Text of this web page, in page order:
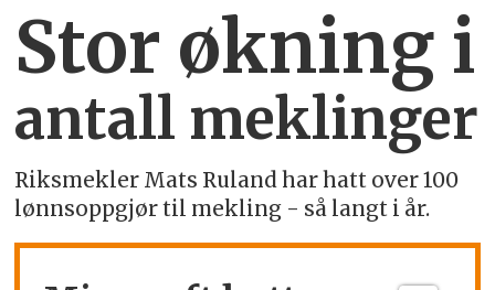
Stor økning i
antall meklinger
Riksmekler Mats Ruland har hatt over 100
lønnsoppgjør til mekling - så langt i år.